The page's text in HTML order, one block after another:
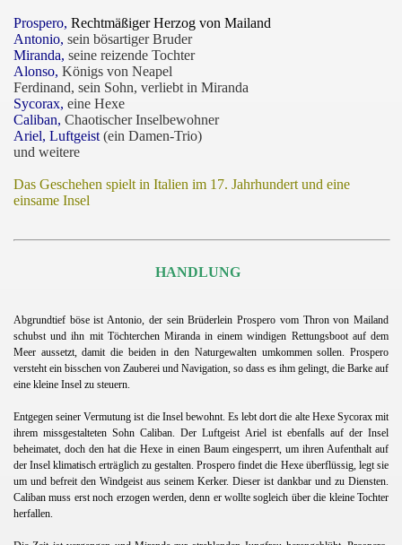
Prospero, Rechtmäßiger Herzog von Mailand
Antonio, sein bösartiger Bruder
Miranda, seine reizende Tochter
Alonso, Königs von Neapel
Ferdinand, sein Sohn, verliebt in Miranda
Sycorax, eine Hexe
Caliban, Chaotischer Inselbewohner
Ariel, Luftgeist(ein Damen-Trio)
und weitere
Das Geschehen spielt in Italien im 17. Jahrhundert und eine
einsame Insel
HANDLUNG
Abgrundtief böse ist Antonio, der sein Brüderlein Prospero vom Thron von Mailand
schubst und ihn mit Töchterchen Miranda in einem windigen Rettungsboot auf dem
Meer aussetzt, damit die beiden in den Naturgewalten umkommen sollen. Prospero
versteht ein bisschen von Zauberei und Navigation, so dass es ihm gelingt, die Barke auf
eine kleine Insel zu steuern.
Entgegen seiner Vermutung ist die Insel bewohnt. Es lebt dort die alte Hexe Sycorax mit
ihrem missgestalteten Sohn Caliban. Der Luftgeist Ariel ist ebenfalls auf der Insel
beheimatet, doch den hat die Hexe in einen Baum eingesperrt, um ihren Aufenthalt auf
der Insel klimatisch erträglich zu gestalten. Prospero findet die Hexe überflüssig, legt sie
um und befreit den Windgeist aus seinem Kerker. Dieser ist dankbar und zu Diensten.
Caliban muss erst noch erzogen werden, denn er wollte sogleich über die kleine Tochter
herfallen.